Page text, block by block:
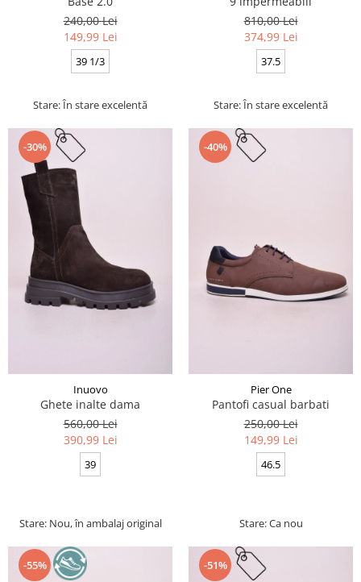
240,00 Lei
149,99 Lei
39 1/3
Stare: În stare excelentă
810,00 Lei
374,99 Lei
37.5
Stare: În stare excelentă
-30%
Inuovo
Ghete inalte dama
560,00 Lei
390,99 Lei
39
Stare: Nou, în ambalaj original
-40%
Pier One
Pantofi casual barbati
250,00 Lei
149,99 Lei
46.5
Stare: Ca nou
-55% -51%